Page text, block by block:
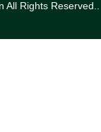
All Rights Reserved..